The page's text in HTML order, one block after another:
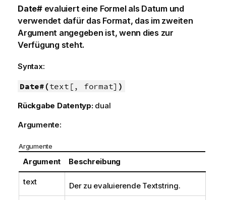
Date#evaluiert eine Formel als Datum und
verwendet dafür das Format, das im zweiten
Argument angegeben ist, wenn dies zur
Verfügung steht.
Syntax:
Date#(text[, format] )
Rückgabe Datentyp: dual
Argumente:
Argumente
Argument Beschreibung
text Der zu evaluierende Textstring.